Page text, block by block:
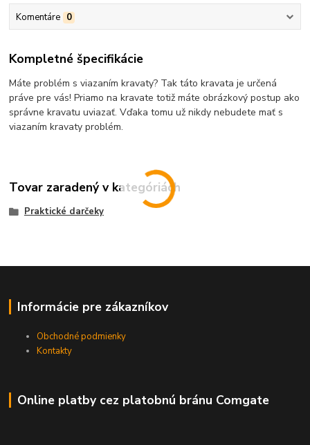
Komentáre 0
Kompletné špecifikácie
Máte problém s viazaním kravaty? Tak táto kravata je určená
práve pre vás! Priamo na kravate totiž máte obrázkový postup ako
správne kravatu uviazať. Vďaka tomu už nikdy nebudete mať s
viazaním kravaty problém.
Tovar zaradený v kategóriách
Praktické darčeky
Informácie pre zákazníkov
Obchodné podmienky
Kontakty
Online platby cez platobnú bránu Comgate